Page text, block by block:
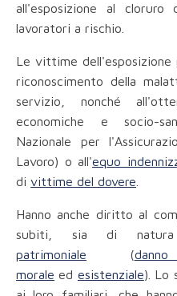
all'esposizione al
lavoratori a rischio.
Le vittime dell'esposizione
riconoscimento della
servizio, nonché
economiche e socio-
Nazionale per
Lavoro) o all'equo
di vittime del dovere
Hanno anche diritto al
subiti, sia di
patrimoniale (
morale ed esistenziale). Lo